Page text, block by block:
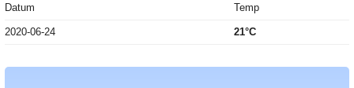
Datum Temp
2020-06-24 21°C